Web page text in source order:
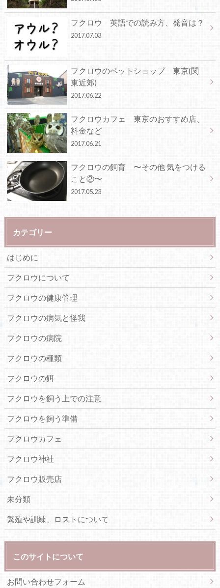
フクロウ 英語での読み方、発音は？
2017.07.03
フクロウのペットショップ 東京(関
東近郊)
2017.06.22
フクロウカフェ 東京のおすすめ店、
料金など
2017.06.21
フクロウの飼育 〜その他 気をつける
こと②〜
2017.05.23
カテゴリー
はじめに
フクロウについて
フクロウの健康管理
フクロウの病気と怪我
フクロウの病院
フクロウの種類
フクロウの餌
フクロウを飼う上での注意
フクロウを飼う準備
フクロウカフェ
フクロウ神社
フクロウ販売店
未分類
繁殖や訓練、ロストについて
このサイトについて
お問い合わせフォーム